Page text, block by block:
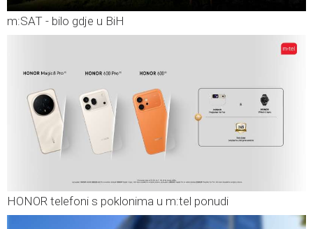
m:SAT - bilo gdje u BiH
HONOR telefoni s poklonima u m:tel ponudi